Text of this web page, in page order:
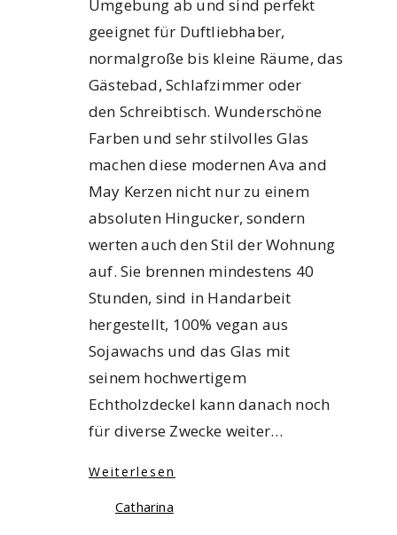
Umgebung ab und sind perfekt
geeignet für Duftliebhaber,
normalgroße bis kleine Räume, das
Gästebad, Schlafzimmer oder
den Schreibtisch. Wunderschöne
Farben und sehr stilvolles Glas
machen diese modernen Ava and
May Kerzen nicht nur zu einem
absoluten Hingucker, sondern
werten auch den Stil der Wohnung
auf. Sie brennen mindestens 40
Stunden, sind in Handarbeit
hergestellt, 100% vegan aus
Sojawachs und das Glas mit
seinem hochwertigem
Echtholzdeckel kann danach noch
für diverse Zwecke weiter…
Weiterlesen
Catharina